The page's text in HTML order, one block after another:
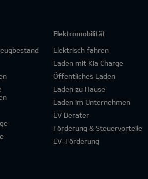
Elektromobilität
Elektrisch fahren
Laden mit Kia Charge
Öffentliches Laden
Laden zu Hause
Laden im Unternehmen
EV Berater
Förderung & Steuervorteile
EV-Förderung